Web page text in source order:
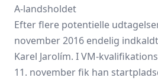
A-landsholdet
Efter flere potentielle
november 2016 endelig
Karel Jarolím. I VM-
11. november fik han